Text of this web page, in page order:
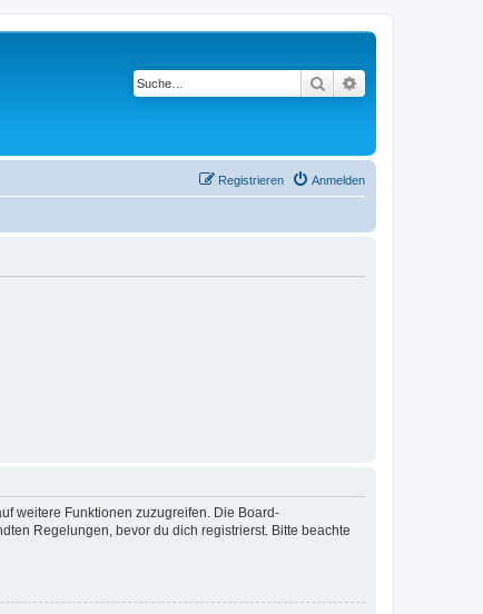
Suche
Anmelden
Registrieren
weitere Funktionen zuzugreifen. Die Board-
Regelungen, bevor du dich registrierst. Bitte beachte